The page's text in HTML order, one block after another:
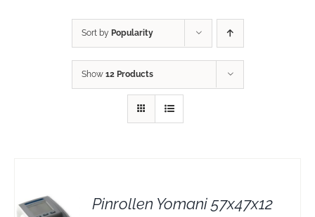
Sort by Popularity
Show 12 Products
Pinrollen Yomani 57x47x12